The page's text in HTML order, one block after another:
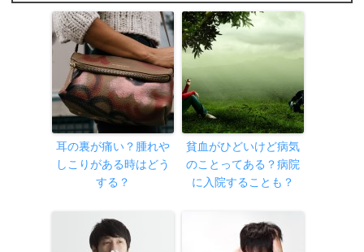
耳の裏が痛い？腫れや
しこりがある時はどう
する？
貧血がひどいけど病気
のことってある？病院
に入院することも？